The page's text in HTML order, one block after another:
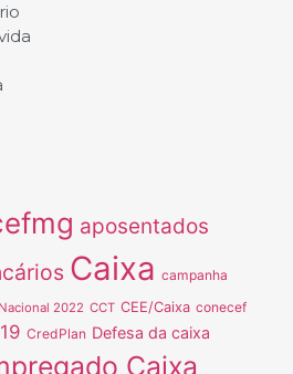
aposentados
Caixa campanha
2022 CCT CEE/Caixa conecef
CredPlan Defesa da caixa
Caixa